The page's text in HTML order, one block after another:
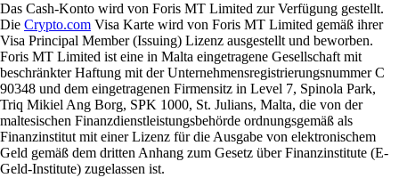
Das Cash-Konto wird von Foris MT Limited zur Verfügung gestellt.
Die Crypto.com Visa Karte wird von Foris MT Limited gemäß ihrer
Visa Principal Member (Issuing) Lizenz ausgestellt und beworben.
Foris MT Limited ist eine in Malta eingetragene Gesellschaft mit
beschränkter Haftung mit der Unternehmensregistrierungsnummer C
90348 und dem eingetragenen Firmensitz in Level 7, Spinola Park,
Triq Mikiel Ang Borg, SPK 1000, St. Julians, Malta, die von der
maltesischen Finanzdienstleistungsbehörde ordnungsgemäß als
Finanzinstitut mit einer Lizenz für die Ausgabe von elektronischem
Geld gemäß dem dritten Anhang zum Gesetz über Finanzinstitute (E-
Geld-Institute) zugelassen ist.